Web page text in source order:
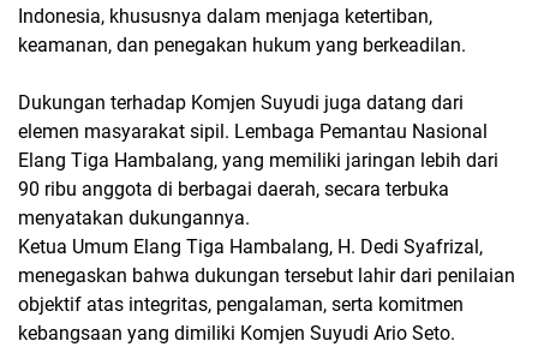
Indonesia, khususnya dalam menjaga ketertiban,
keamanan, dan penegakan hukum yang berkeadilan.
Dukungan terhadap Komjen Suyudi juga datang dari
elemen masyarakat sipil. Lembaga Pemantau Nasional
Elang Tiga Hambalang, yang memiliki jaringan lebih dari
90 ribu anggota di berbagai daerah, secara terbuka
menyatakan dukungannya.
Ketua Umum Elang Tiga Hambalang, H. Dedi Syafrizal,
menegaskan bahwa dukungan tersebut lahir dari penilaian
objektif atas integritas, pengalaman, serta komitmen
kebangsaan yang dimiliki Komjen Suyudi Ario Seto.